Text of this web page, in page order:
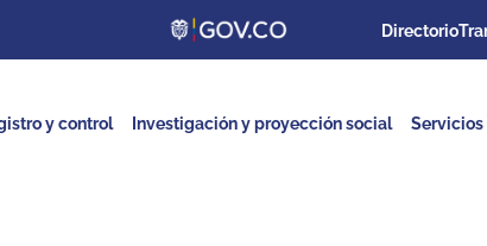
Directorio
y control Investigación y proyección social